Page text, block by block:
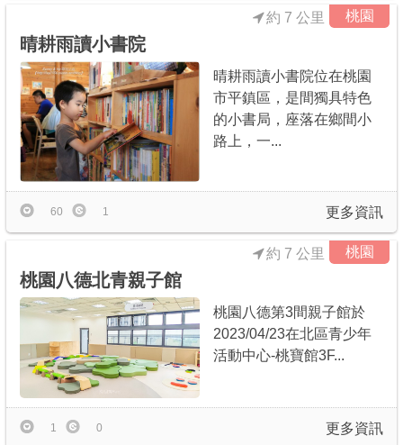
桃園
晴耕雨讀小書院
約 7 公里
晴耕雨讀小書院位在桃園
市平鎮區，是間獨具特色
的小書局，座落在鄉間小
路上，一...
更多資訊
60 1
桃園
桃園八德北青親子館
約 7 公里
桃園八德第3間親子館於
2023/04/23在北區青少年
活動中心-桃寶館3F...
更多資訊
1 0